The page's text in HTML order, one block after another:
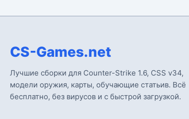
CS-Games.net
Лучшие сборки для Counter-Strike 1.6, CSS v34,
модели оружия, карты, обучающие статьив. Всё
бесплатно, без вирусов и с быстрой загрузкой.